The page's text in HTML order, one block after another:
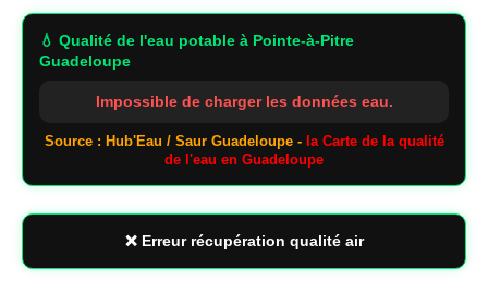
💧 Qualité de l'eau potable à Pointe-à-Pitre
Guadeloupe
Impossible de charger les données eau.
Source : Hub'Eau / Saur Guadeloupe - la Carte de la qualité
de l'eau en Guadeloupe
❌ Erreur récupération qualité air